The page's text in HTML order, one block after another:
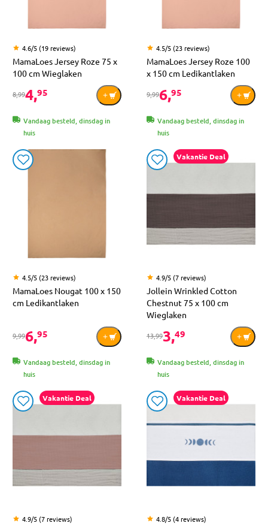
4.6/5 (19 reviews)
MamaLoes Jersey Roze 75 x
100 cm Wieglaken
8,994,95
Vandaag besteld, dinsdag in
huis
4.5/5 (23 reviews)
MamaLoes Jersey Roze 100
x 150 cm Ledikantlaken
9,996,95
Vandaag besteld, dinsdag in
huis
4.5/5 (23 reviews)
MamaLoes Nougat 100 x 150
cm Ledikantlaken
9,996,95
Vandaag besteld, dinsdag in
huis
Vakantie Deal
4.9/5 (7 reviews)
Jollein Wrinkled Cotton
Chestnut 75 x 100 cm
Wieglaken
13,993,49
Vandaag besteld, dinsdag in
huis
Vakantie Deal
4.9/5 (7 reviews)
Vakantie Deal
4.8/5 (4 reviews)